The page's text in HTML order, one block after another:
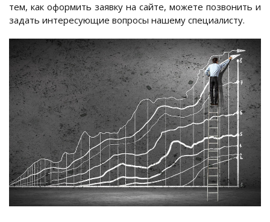
тем, как оформить заявку на сайте, можете позвонить и
задать интересующие вопросы нашему специалисту.